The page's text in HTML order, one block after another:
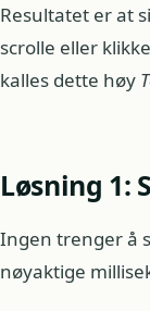
Resultatet er at
scrolle eller
kalles dette høy
Løsning 1:
Ingen trenger å
nøyaktige